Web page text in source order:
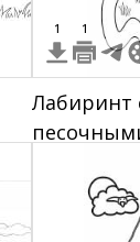
1 1
Лабиринт